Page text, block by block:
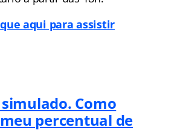
aqui para assistir
Como
percentual de